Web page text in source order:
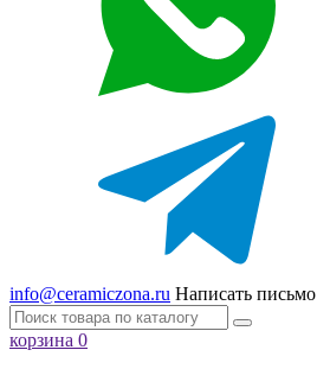
info@ceramiczona.ru Написать письмо
корзина 0